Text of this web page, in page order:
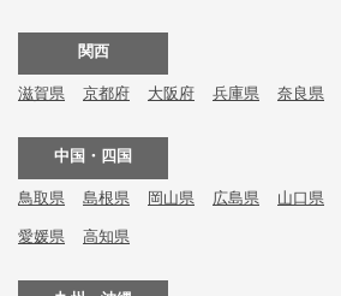
関西
滋賀県 京都府 大阪府 兵庫県 奈良県
中国・四国
鳥取県 島根県 岡山県 広島県 山口県
愛媛県 高知県